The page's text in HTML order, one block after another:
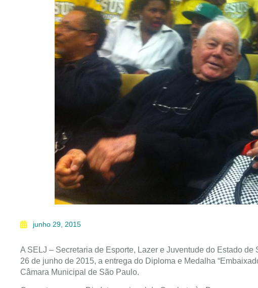
junho 29, 2015
A SELJ – Secretaria de Esporte, Lazer e Juventude do Estado
26 de junho de 2015, a entrega do Diploma e Medalha
Câmara Municipal de São Paulo.